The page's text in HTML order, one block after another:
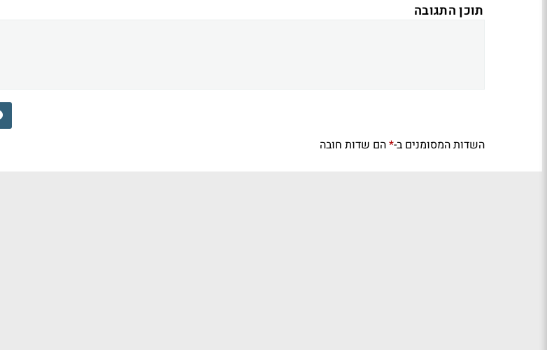
תוכן התגובה
השדות המסומנים ב-*הם שדות חובה